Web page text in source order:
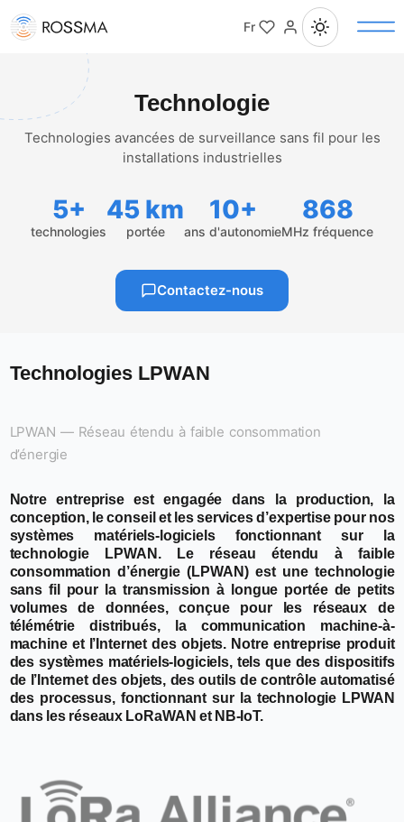
Fr
Technologie
Technologies avancées de surveillance sans fil pour les
installations industrielles
5+
technologies
45 km
portée
10+
ans d'autonomie
868
MHz fréquence
Contactez-nous
Technologies LPWAN
LPWAN — Réseau étendu à faible consommation
d’énergie
Notre entreprise est engagée dans la production, la
conception, le conseil et les services d’expertise pour nos
systèmes matériels-logiciels fonctionnant sur la
technologie LPWAN. Le réseau étendu à faible
consommation d’énergie (LPWAN) est une technologie
sans fil pour la transmission à longue portée de petits
volumes de données, conçue pour les réseaux de
télémétrie distribués, la communication machine-à-
machine et l’Internet des objets. Notre entreprise produit
des systèmes matériels-logiciels, tels que des dispositifs
de l’Internet des objets, des outils de contrôle automatisé
des processus, fonctionnant sur la technologie LPWAN
dans les réseaux LoRaWAN et NB-IoT.